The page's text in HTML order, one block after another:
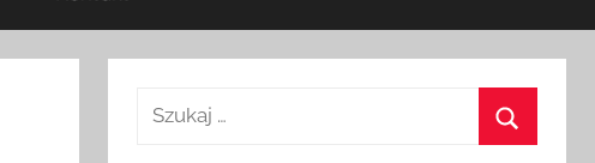
Szukaj: